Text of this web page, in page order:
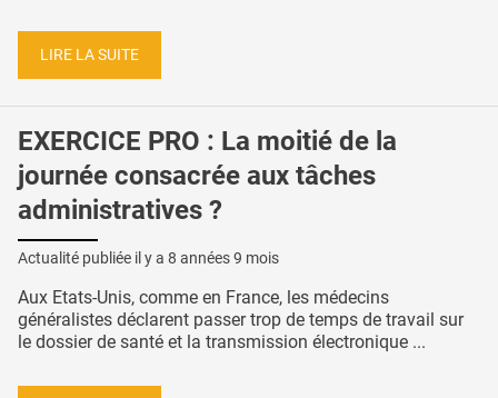
LIRE LA SUITE
EXERCICE PRO : La moitié de la
journée consacrée aux tâches
administratives ?
Actualité publiée il y a 8 années 9 mois
Aux Etats-Unis, comme en France, les médecins
généralistes déclarent passer trop de temps de travail sur
le dossier de santé et la transmission électronique ...